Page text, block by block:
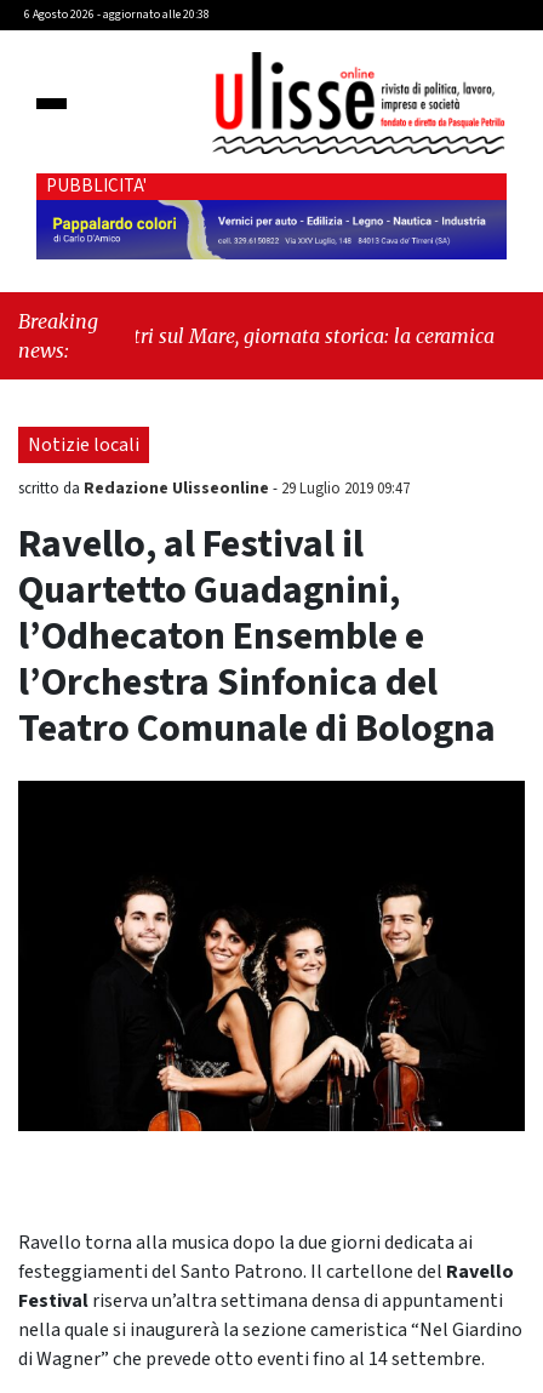
6 Agosto 2026 - aggiornato alle 20:38
PUBBLICITA'
Breaking
news:
"Vietri sul Mare, giornata storica: la ceramica ammessa
alla fase europea per l’IGP"
Notizie locali
scritto da Redazione Ulisseonline - 29 Luglio 2019 09:47
Ravello, al Festival il
Quartetto Guadagnini,
l’Odhecaton Ensemble e
l’Orchestra Sinfonica del
Teatro Comunale di Bologna
Ravello torna alla musica dopo la due giorni dedicata ai
festeggiamenti del Santo Patrono. Il cartellone del Ravello
Festivalriserva un’altra settimana densa di appuntamenti
nella quale si inaugurerà la sezione cameristica “Nel Giardino
di Wagner” che prevede otto eventi fino al 14 settembre.